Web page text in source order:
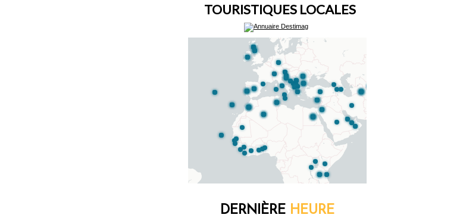
TOURISTIQUES LOCALES
DERNIÈRE HEURE